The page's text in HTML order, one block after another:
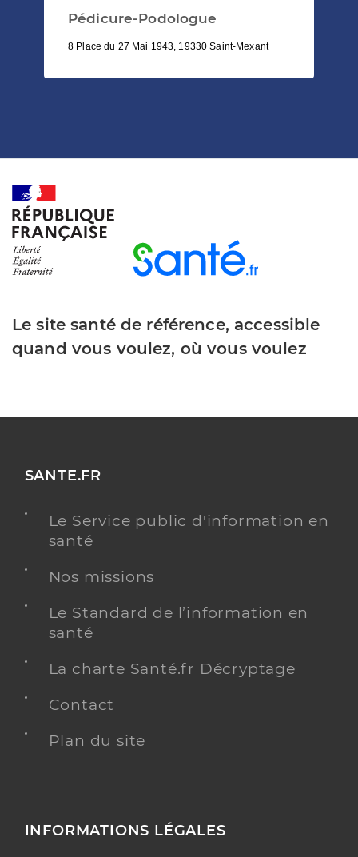
Pédicure-Podologue
8 Place du 27 Mai 1943, 19330 Saint-Mexant
Le site santé de référence, accessible
quand vous voulez, où vous voulez
SANTE.FR
Le Service public d'information en
santé
Nos missions
Le Standard de l’information en
santé
La charte Santé.fr Décryptage
Contact
Plan du site
INFORMATIONS LÉGALES